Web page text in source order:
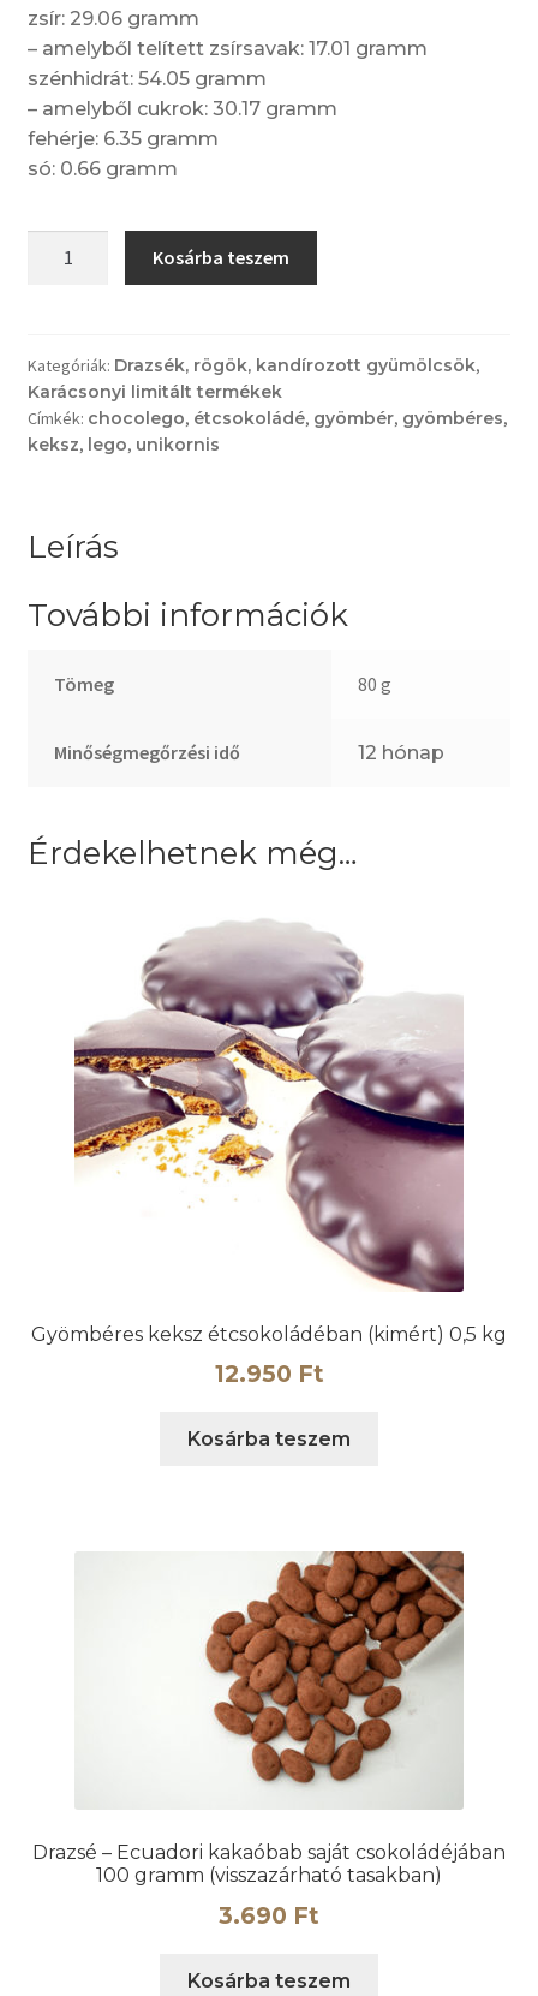
zsír: 29.06 gramm
– amelyből telített zsírsavak: 17.01 gramm
szénhidrát: 54.05 gramm
– amelyből cukrok: 30.17 gramm
fehérje: 6.35 gramm
só: 0.66 gramm
Kosárba teszem
Kategóriák: Drazsék, rögök, kandírozott gyümölcsök,
Karácsonyi limitált termékek
Címkék: chocolego, étcsokoládé, gyömbér, gyömbéres,
keksz, lego, unikornis
Leírás
További információk
Tömeg 80 g
Minőségmegőrzési idő 12 hónap
Érdekelhetnek még…
Gyömbéres keksz étcsokoládéban (kimért) 0,5 kg
12.950 Ft
Kosárba teszem
Drazsé – Ecuadori kakaóbab saját csokoládéjában
100 gramm (visszazárható tasakban)
3.690 Ft
Kosárba teszem